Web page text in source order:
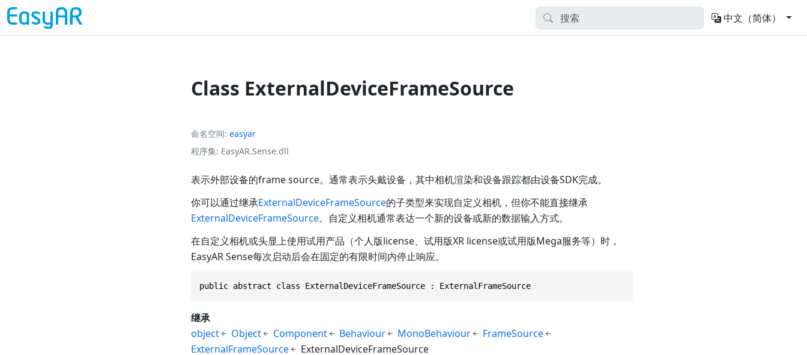
中文（简体）
Class ExternalDeviceFrameSource
命名空间 easyar
程序集 EasyAR.Sense.dll
表示外部设备的frame source。通常表示头戴设备，其中相机渲染和设备跟踪都由设备SDK完成。
你可以通过继承ExternalDeviceFrameSource的子类型来实现自定义相机，但你不能直接继承
ExternalDeviceFrameSource。自定义相机通常表达一个新的设备或新的数据输入方式。
在自定义相机或头显上使用试用产品（个人版license、试用版XR license或试用版Mega服务等）时，
EasyAR Sense每次启动后会在固定的有限时间内停止响应。
public abstract class ExternalDeviceFrameSource : ExternalFrameSource
继承
object
Object Component Behaviour MonoBehaviour
FrameSource
ExternalFrameSource
ExternalDeviceFrameSource